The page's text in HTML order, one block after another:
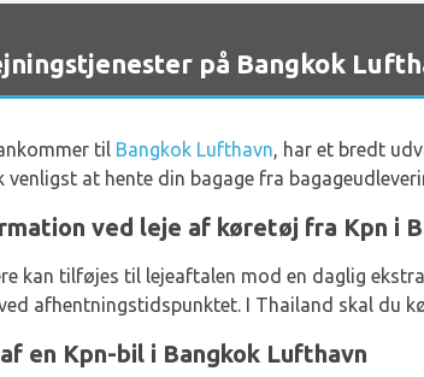
på Bangkok
til Bangkok Lufthavn, har et bredt
venligst at hente din bagage fra
ved leje af køretøj fra Kpn i
kan tilføjes til lejeaftalen mod en daglig
afhentningstidspunktet. I Thailand skal du
en Kpn-bil i Bangkok Lufthavn